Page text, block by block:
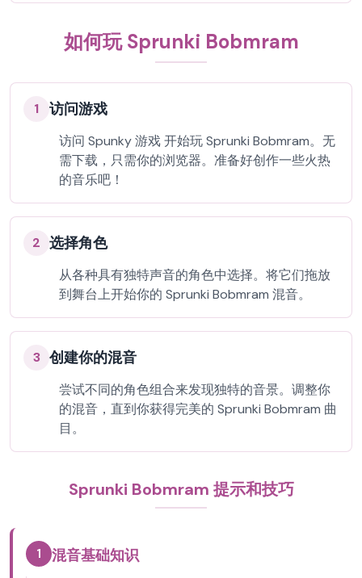
如何玩 Sprunki Bobmram
1 访问游戏
访问 Spunky 游戏 开始玩 Sprunki Bobmram。无
需下载，只需你的浏览器。准备好创作一些火热
的音乐吧！
2 选择角色
从各种具有独特声音的角色中选择。将它们拖放
到舞台上开始你的 Sprunki Bobmram 混音。
3 创建你的混音
尝试不同的角色组合来发现独特的音景。调整你
的混音，直到你获得完美的 Sprunki Bobmram 曲
目。
Sprunki Bobmram 提示和技巧
1 混音基础知识